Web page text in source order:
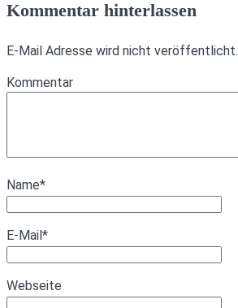
Kommentar hinterlassen
E-Mail Adresse wird nicht veröffentlicht.
Kommentar
Name*
E-Mail*
Webseite